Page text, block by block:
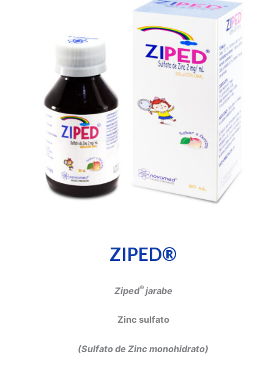
ZIPED®
Ziped®jarabe
Zinc sulfato
(Sulfato de Zinc monohidrato)